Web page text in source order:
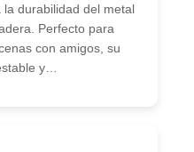
durabilidad del metal
Perfecto para
con amigos, su
y…